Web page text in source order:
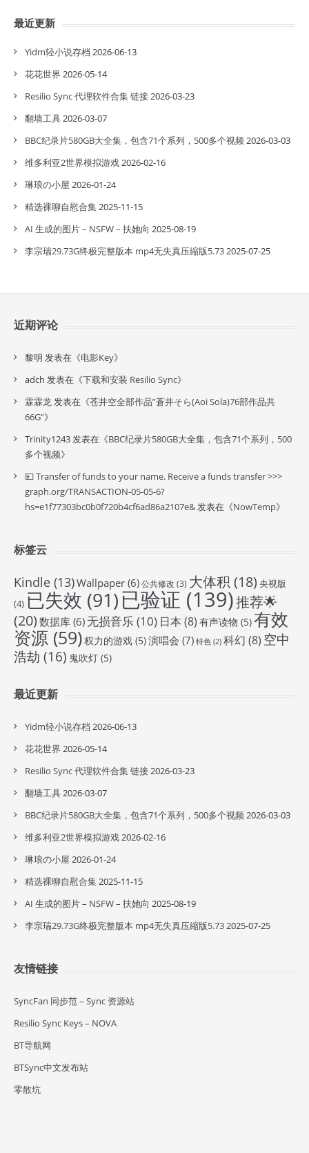
最近更新
Yidm轻小说存档 2026-06-13
花花世界 2026-05-14
Resilio Sync 代理软件合集 链接2026-03-23
翻墙工具2026-03-07
BBC纪录片580GB大全集，包含71个系列，500多个视频2026-03-03
维多利亚2世界模拟游戏2026-02-16
琳琅の小屋 2026-01-24
精选裸聊自慰合集2025-11-15
AI 生成的图片 – NSFW – 扶她向 2025-08-19
李宗瑞29.73G终极完整版本 mp4无失真压縮版5.732025-07-25
近期评论
黎明 发表在《电影Key》
adch 发表在《下载和安装 Resilio Sync》
霖霖龙发表在《苍井空全部作品”蒼井そら(Aoi Sola)76部作品共
66G”》
Trinity1243发表在《BBC纪录片580GB大全集，包含71个系列，500
多个视频》
💴 Transfer of funds to your name. Receive a funds transfer >>>
graph.org/TRANSACTION-05-05-6?
hs=e1f77303bc0b0f720b4cf6ad86a2107e&发表在《NowTemp》
标签云
Kindle (13)Wallpaper (6)公共修改 (3) 大体积 (18) 央视版
(4) 已失效 (91)已验证 (139)推荐🌟
(20) 数据库 (6) 无损音乐(10) 日本 (8) 有声读物 (5)有效
资源 (59)权力的游戏 (5)演唱会 (7) 特色 (2) 科幻 (8) 空中
浩劫 (16) 鬼吹灯 (5)
最近更新
Yidm轻小说存档 2026-06-13
花花世界 2026-05-14
Resilio Sync 代理软件合集 链接2026-03-23
翻墙工具2026-03-07
BBC纪录片580GB大全集，包含71个系列，500多个视频2026-03-03
维多利亚2世界模拟游戏2026-02-16
琳琅の小屋 2026-01-24
精选裸聊自慰合集2025-11-15
AI 生成的图片 – NSFW – 扶她向 2025-08-19
李宗瑞29.73G终极完整版本 mp4无失真压縮版5.732025-07-25
友情链接
SyncFan 同步范 – Sync 资源站
Resilio Sync Keys – NOVA
BT导航网
BTSync中文发布站
零散坑